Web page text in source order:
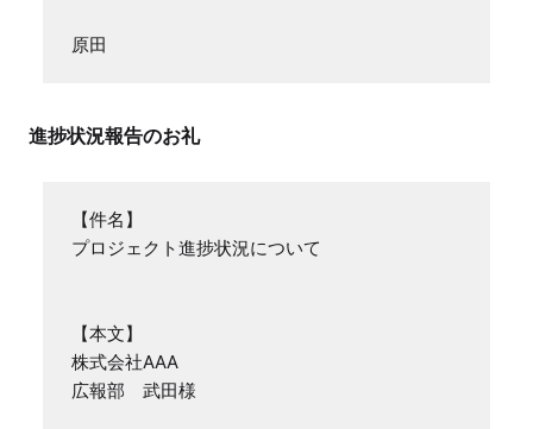
原田
進捗状況報告のお礼
【件名】
プロジェクト進捗状況について
【本文】
株式会社AAA
広報部　武田様